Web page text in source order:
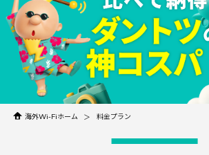
海外Wi-Fiホーム 料金プラン